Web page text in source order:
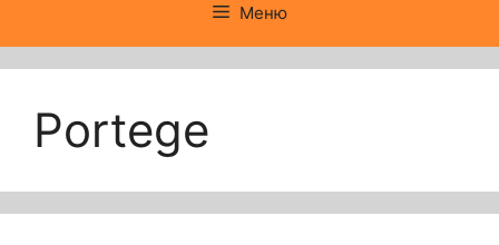
Меню
Portege